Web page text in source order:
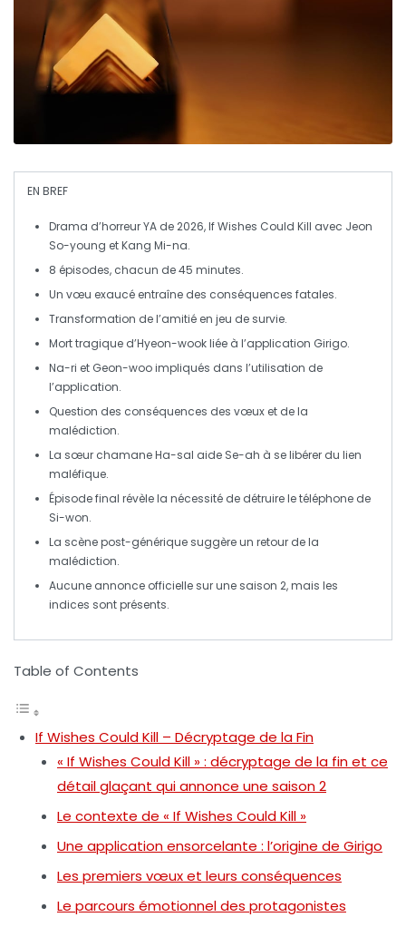
EN BREF
Drama d’horreur YA de 2026,If Wishes Could Kill avec Jeon
So-young etKang Mi-na.
8 épisodes, chacun de45 minutes.
Un vœu exaucé entraîne des conséquences fatales.
Transformation de l’amitié en jeu de survie.
Mort tragique d’Hyeon-wookliée à l’application Girigo.
Na-ri et Geon-woo impliqués dans l’utilisation de
l’application.
Question des conséquences des vœux et de la
malédiction.
La sœur chamaneHa-sal aide Se-ah à se libérer du lien
maléfique.
Épisode final révèle la nécessité de détruire le téléphone de
Si-won.
La scène post-générique suggère un retour de la
malédiction.
Aucune annonce officielle sur une saison 2, mais les
indices sont présents.
Table of Contents
If Wishes Could Kill – Décryptage de la Fin
« If Wishes Could Kill » : décryptage de la fin et ce
détail glaçant qui annonce une saison 2
Le contexte de « If Wishes Could Kill »
Une application ensorcelante : l’origine de Girigo
Les premiers vœux et leurs conséquences
Le parcours émotionnel des protagonistes